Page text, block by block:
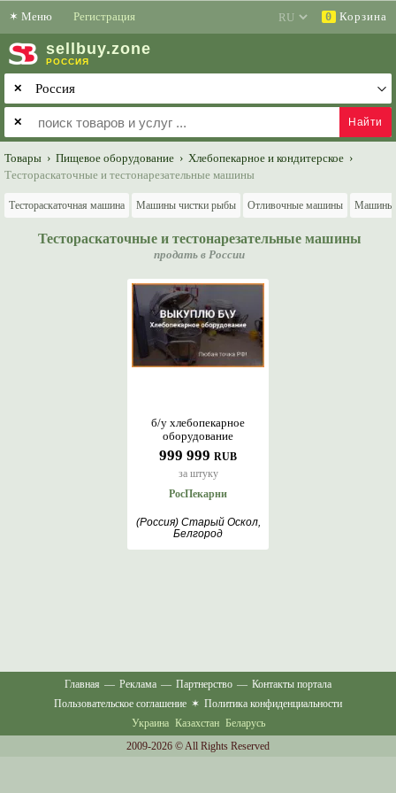
✶ Меню Регистрация 0 Корзина
sell buy.zone
РОССИЯ
✕
✕
Товары › Пищевое оборудование › Хлебопекарное и кондитерское ›
Тестораскаточные и тестонарезательные машины
Тестораскаточная машина Машины чистки рыбы Отливочные машины Машины
Тестораскаточные и тестонарезательные машины
продать в России
999 999 RUB
за штуку
б/у хлебопекарное
оборудование
РосПекарни
(Россия) Старый Оскол,
Белгород
Главная — Реклама — Партнерство — Контакты портала
Пользовательское соглашение ✶ Политика конфиденциальности
Украина Казахстан Беларусь
2009-2026 © All Rights Reserved